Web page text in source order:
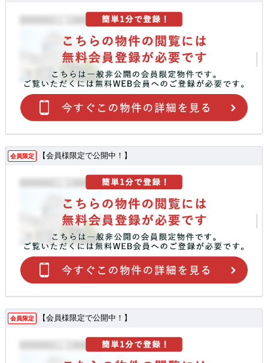
会員限定 【会員様限定で公開中！】
会員限定 【会員様限定で公開中！】